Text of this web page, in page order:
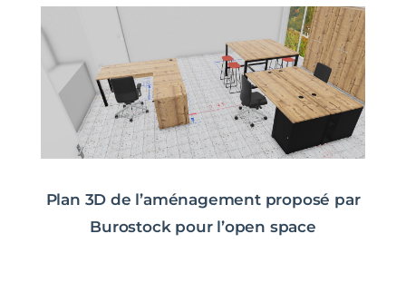
Plan 3D de l’aménagement proposé par
Burostock pour l’open space